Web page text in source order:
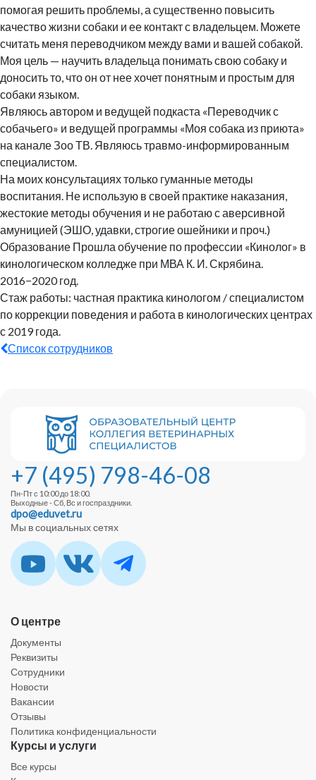
помогая решить проблемы, а существенно повысить
качество жизни собаки и ее контакт с владельцем. Можете
считать меня переводчиком между вами и вашей собакой.
Моя цель — научить владельца понимать свою собаку и
доносить то, что он от нее хочет понятным и простым для
собаки языком.
Являюсь автором и ведущей подкаста «Переводчик с
собачьего» и ведущей программы «Моя собака из приюта»
на канале Зоо ТВ. Являюсь травмо-информированным
специалистом.
На моих консультациях только гуманные методы
воспитания. Не использую в своей практике наказания,
жестокие методы обучения и не работаю с аверсивной
амуницией (ЭШО, удавки, строгие ошейники и проч.)
Образование Прошла обучение по профессии «Кинолог» в
кинологическом колледже при МВА К. И. Скрябина.
2016−2020 год.
Стаж работы: частная практика кинологом / специалистом
по коррекции поведения и работа в кинологических центрах
с 2019 года.
Список сотрудников
+7 (495) 798-46-08
Пн-Пт с 10:00 до 18:00.
Выходные - Сб, Вс и госпраздники.
dpo@eduvet.ru
Мы в социальных сетях
О центре
Документы
Реквизиты
Сотрудники
Новости
Вакансии
Отзывы
Политика конфиденциальности
Курсы и услуги
Все курсы